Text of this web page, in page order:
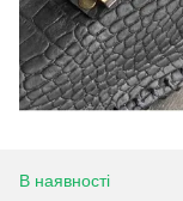
В наявності